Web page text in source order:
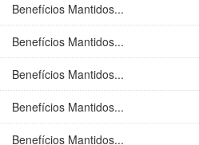
Benefícios Mantidos...
Benefícios Mantidos...
Benefícios Mantidos...
Benefícios Mantidos...
Benefícios Mantidos...